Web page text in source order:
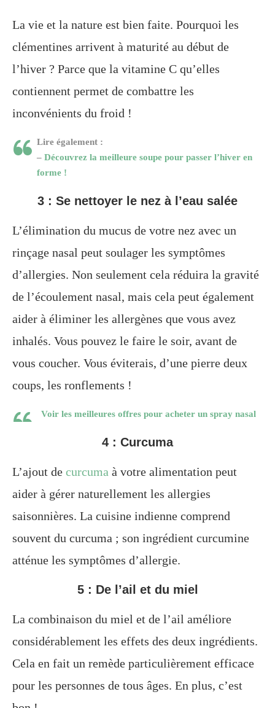
La vie et la nature est bien faite. Pourquoi les
clémentines arrivent à maturité au début de
l’hiver ? Parce que la vitamine C qu’elles
contiennent permet de combattre les
inconvénients du froid !
Lire également :
– Découvrez la meilleure soupe pour passer l’hiver en
forme !
3 : Se nettoyer le nez à l’eau salée
L’élimination du mucus de votre nez avec un
rinçage nasal peut soulager les symptômes
d’allergies. Non seulement cela réduira la gravité
de l’écoulement nasal, mais cela peut également
aider à éliminer les allergènes que vous avez
inhalés. Vous pouvez le faire le soir, avant de
vous coucher. Vous éviterais, d’une pierre deux
coups, les ronflements !
Voir les meilleures offres pour acheter un spray nasal
4 : Curcuma
L’ajout de curcuma à votre alimentation peut
aider à gérer naturellement les allergies
saisonnières. La cuisine indienne comprend
souvent du curcuma ; son ingrédient curcumine
atténue les symptômes d’allergie.
5 : De l’ail et du miel
La combinaison du miel et de l’ail améliore
considérablement les effets des deux ingrédients.
Cela en fait un remède particulièrement efficace
pour les personnes de tous âges. En plus, c’est